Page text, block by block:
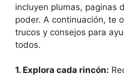
incluyen plumas, paginas
poder. A continuación, te
trucos y consejos para
todos.
1. Explora cada rincón: